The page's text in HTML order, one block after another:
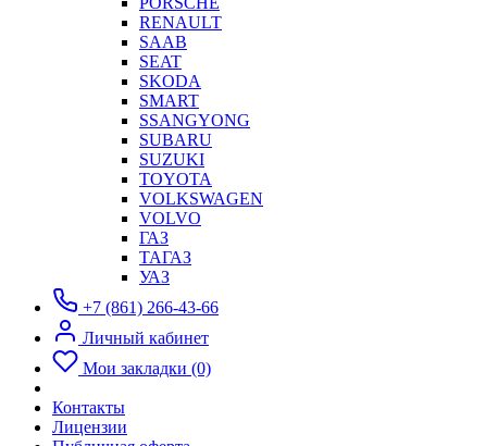
RENAULT
SAAB
SEAT
SKODA
SMART
SSANGYONG
SUBARU
SUZUKI
TOYOTA
VOLKSWAGEN
VOLVO
ГАЗ
ТАГАЗ
УАЗ
+7 (861) 266-43-66
Личный кабинет
Мои закладки (0)
Контакты
Лицензии